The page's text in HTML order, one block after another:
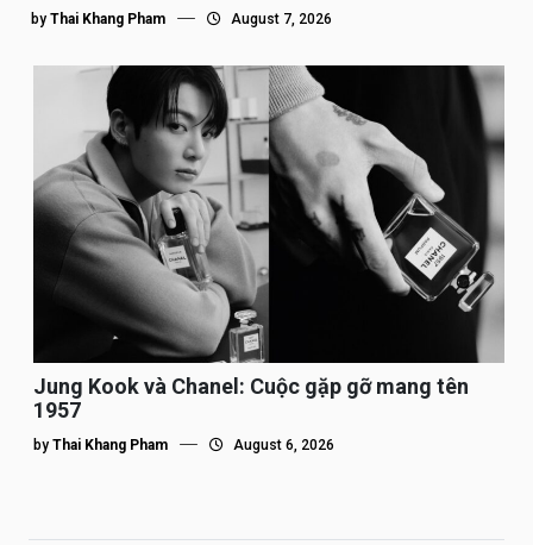
by Thai Khang Pham August 7, 2026
Jung Kook và Chanel: Cuộc gặp gỡ mang tên
1957
by Thai Khang Pham August 6, 2026